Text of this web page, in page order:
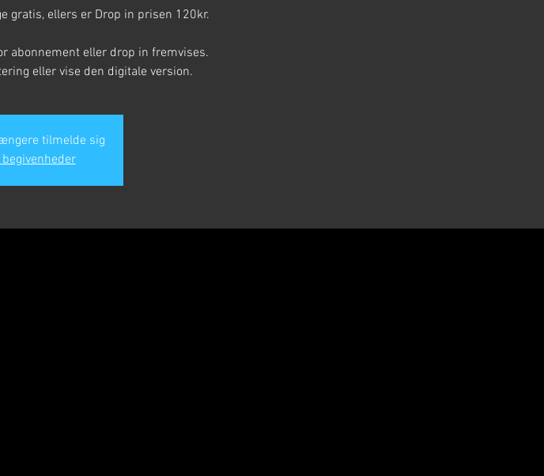
gratis, ellers er Drop in prisen 120kr.
abonnement eller drop in fremvises.
eller vise den digitale version.
tilmelde sig